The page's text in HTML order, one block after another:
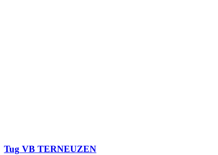
Tug VB TERNEUZEN